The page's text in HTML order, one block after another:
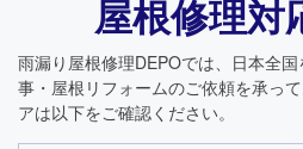
屋根修理対
雨漏り屋根修理DEPOでは、日本全
事・屋根リフォームのご依頼を承っ
アは以下をご確認ください。